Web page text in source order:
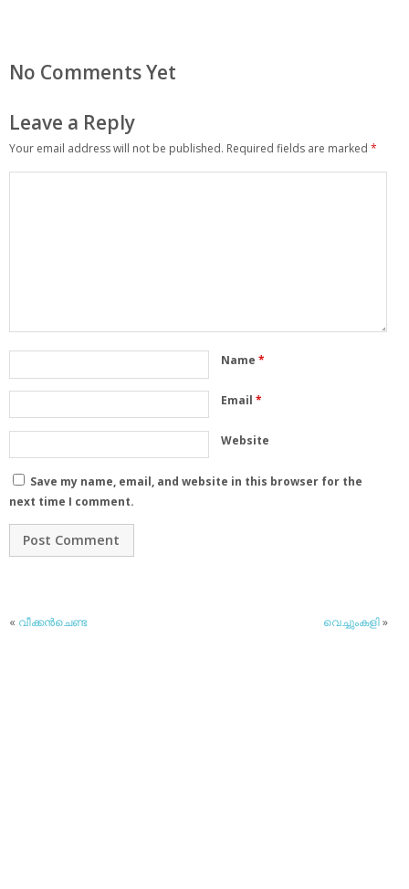
No Comments Yet
Leave a Reply
Your email address will not be published. Required fields are marked *
Name *
Email *
Website
Save my name, email, and website in this browser for the
next time I comment.
« വീക്കന്‍ചെണ്ട വെച്ചുംകളി»